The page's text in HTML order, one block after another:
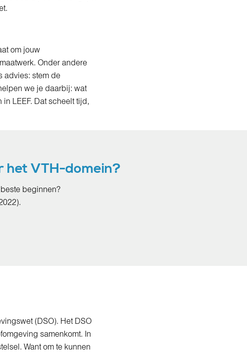
om jouw
Onder andere
advies: stem de
we je daarbij: wat
LEEF. Dat scheelt tijd,
het VTH-domein?
beginnen?
(DSO). Het DSO
samenkomt. In
Want om te kunnen